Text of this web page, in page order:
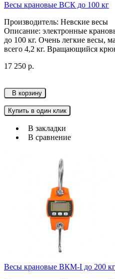
Весы крановые ВСК до 100 кг
Производитель: Невские весы
Описание: электронные
до 100 кг. Очень легкие весы,
всего 4,2 кг. Вращающийся
17 250 р.
В корзину
Купить в один клик
В закладки
В сравнение
Весы крановые ВКМ-I до 200 кг